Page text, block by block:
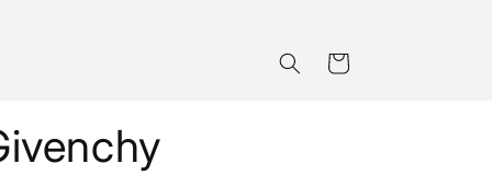
Carrito